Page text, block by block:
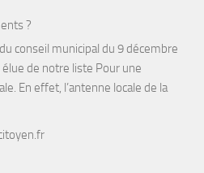
?
conseil municipal du 9 décembre
de notre liste Pour une
En effet, l’antenne locale de la